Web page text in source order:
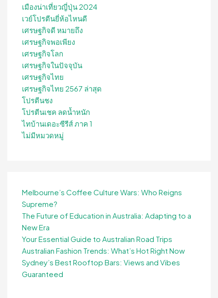
เมืองน่าเที่ยวญี่ปุ่น 2024
เวย์โปรตีนยี่ห้อไหนดี
เศรษฐกิจดี หมายถึง
เศรษฐกิจพอเพียง
เศรษฐกิจโลก
เศรษฐกิจในปัจจุบัน
เศรษฐกิจไทย
เศรษฐกิจไทย 2567 ล่าสุด
โปรตีนชง
โปรตีนเชค ลดน้ำหนัก
ไทบ้านเดอะซีรีส์ ภาค 1
ไม่มีหมวดหมู่
Melbourne’s Coffee Culture Wars: Who Reigns
Supreme?
The Future of Education in Australia: Adapting to a
New Era
Your Essential Guide to Australian Road Trips
Australian Fashion Trends: What’s Hot Right Now
Sydney’s Best Rooftop Bars: Views and Vibes
Guaranteed